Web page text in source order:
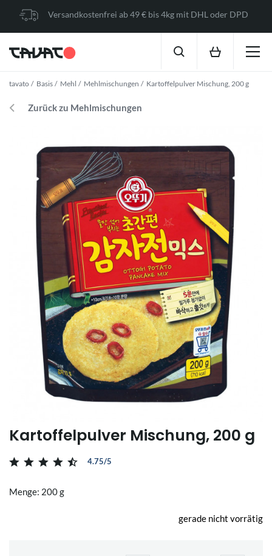
Versandkostenfrei ab 49 € bis 4kg mit DHL oder DPD
tavato Basis Mehl Mehlmischungen Kartoffelpulver Mischung, 200 g
Zurück zu Mehlmischungen
Kartoffelpulver Mischung, 200 g
4.75/5
Menge: 200 g
gerade nicht vorrätig